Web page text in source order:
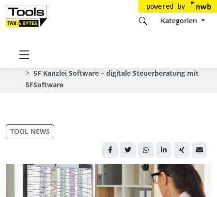
powered by
Kategorien
Startseite
5F Kanzlei Software – digitale Steuerberatung mit
5FSoftware
TOOL NEWS